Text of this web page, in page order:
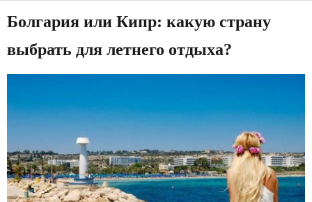
Болгария или Кипр: какую страну
выбрать для летнего отдыха?